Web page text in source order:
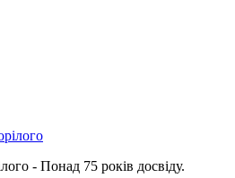
- Понад 75 років досвіду.